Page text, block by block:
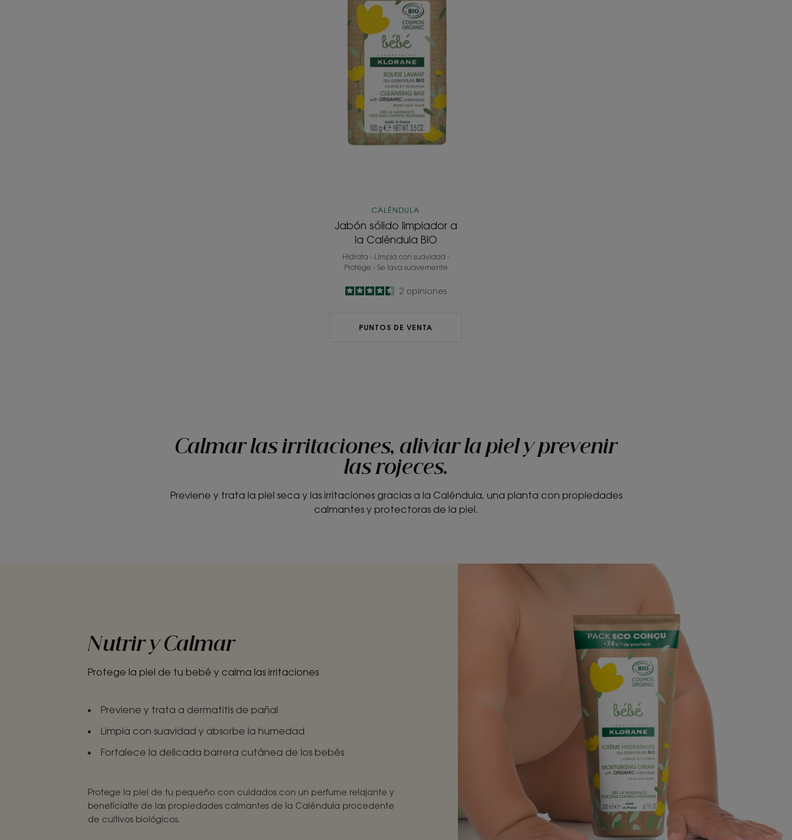
Caléndula
BIO
CALÉNDULA
Jabón sólido limpiador a
la Caléndula BIO
Hidrata - Limpia con suavidad -
Protege - Se lava suavemente
4.5
/
5
2 opiniones
PUNTOS DE VENTA
Calmar las irritaciones, aliviar la piel y prevenir
las rojeces.
Previene y trata la piel seca y las irritaciones gracias a la Caléndula, una planta con propiedades
calmantes y protectoras de la piel.
Nutrir y Calmar
Protege la piel de tu bebé y calma las irritaciones
Previene y trata a dermatitis de pañal
Limpia con suavidad y absorbe la humedad
Fortalece la delicada barrera cutánea de los bebés
Protege la piel de tu pequeño con cuidados con un perfume relajante y
benefícialte de las propiedades calmantes de la Caléndula procedente
de cultivos biológicos.